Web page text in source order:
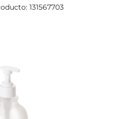
131567703